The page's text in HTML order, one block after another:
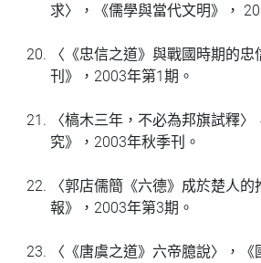
求〉，《儒學與當代文明》，
〈《忠信之道》與戰國時期的
刊》，2003年第1期。
〈槁木三年，不必為邦旗試釋
究》，2003年秋季刊。
〈郭店儒簡《六德》成於楚人
報》，2003年第3期。
〈《唐虞之道》六帝臆說〉，《